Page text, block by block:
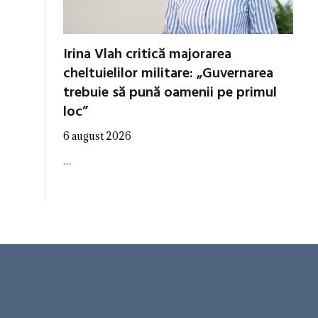
Irina Vlah critică majorarea
cheltuielilor militare: „Guvernarea
trebuie să pună oamenii pe primul
loc”
6 august 2026
…